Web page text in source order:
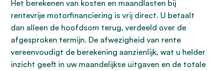
Het berekenen van kosten en maandlasten bij
rentevrije motorfinanciering is vrij direct. U betaalt
dan alleen de hoofdsom terug, verdeeld over de
afgesproken termijn. De afwezigheid van rente
vereenvoudigt de berekening aanzienlijk, wat u helder
inzicht geeft in uw maandelijkse uitgaven en de totale